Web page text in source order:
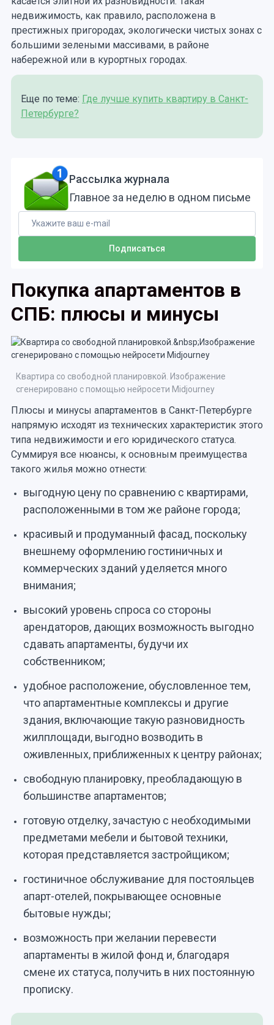
недвижимость, как правило, расположена в
престижных пригородах, экологически чистых зонах с
большими зелеными массивами, в районе
набережной или в курортных городах.
Еще по теме: Где лучше купить квартиру в Санкт-
Петербурге?
Рассылка журнала
Главное за неделю в одном письме
Покупка апартаментов в
СПБ: плюсы и минусы
Квартира со свободной планировкой. Изображение
сгенерировано с помощью нейросети Midjourney
Плюсы и минусы апартаментов в Санкт-Петербурге
напрямую исходят из технических характеристик этого
типа недвижимости и его юридического статуса.
Суммируя все нюансы, к основным преимущества
такого жилья можно отнести:
выгодную цену по сравнению с квартирами,
расположенными в том же районе города;
красивый и продуманный фасад, поскольку
внешнему оформлению гостиничных и
коммерческих зданий уделяется много
внимания;
высокий уровень спроса со стороны
арендаторов, дающих возможность выгодно
сдавать апартаменты, будучи их
собственником;
удобное расположение, обусловленное тем,
что апартаментные комплексы и другие
здания, включающие такую разновидность
жилплощади, выгодно возводить в
оживленных, приближенных к центру районах;
свободную планировку, преобладающую в
большинстве апартаментов;
готовую отделку, зачастую с необходимыми
предметами мебели и бытовой техники,
которая представляется застройщиком;
гостиничное обслуживание для постояльцев
апарт-отелей, покрывающее основные
бытовые нужды;
возможность при желании перевести
апартаменты в жилой фонд и, благодаря
смене их статуса, получить в них постоянную
прописку.